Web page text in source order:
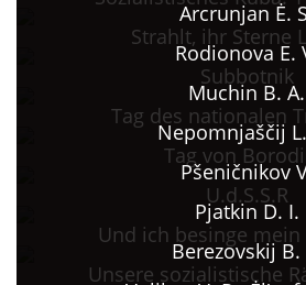
Arcrunjan Ė.
Strahlt, ihr Sterne
Rodionova E.
Subbotnik
Muchin B. A.
Tag des nationalen
Nepomnjaščij
Tag von
Pšeničnikov
U.d.S.S.R
Pjatkin D. I.
Und ich besinge mein
Berezovskij B.
Unsere sozialistische